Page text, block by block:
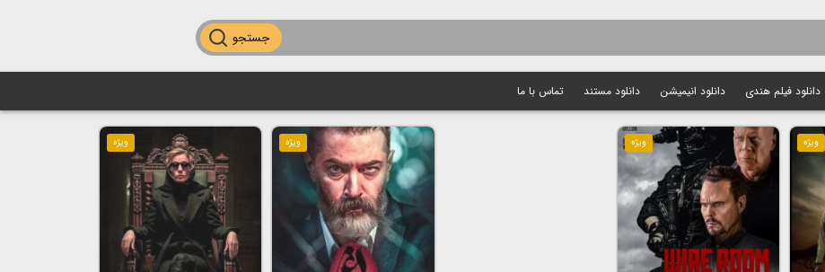
جستجو
دانلود فیلم هندی دانلود انیمیشن دانلود مستند تماس با ما
ویژه ویژه ویژه ویژه